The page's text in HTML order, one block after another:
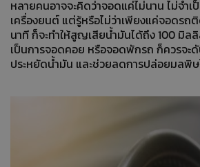
หลายคนอาจจะคิดว่าจอดแค่ไม่นาน ไม่จำเ
เครื่องยนต์ แต่รู้หรือไม่ว่าเพียงแค่จอดรถ
นาที ก็จะทำให้สูญเสียน้ำมันได้ถึง 100 มิล
เป็นการจอดคอย หรือจอดพักรถ ก็ควรจะดั
ประหยัดน้ำมัน และช่วยลดการปล่อยมลพิ